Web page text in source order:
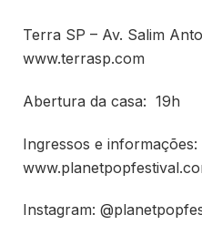
Terra SP – Av. Salim
www.terrasp.com
Abertura da casa: 19h
Ingressos e informações:
Instagram: